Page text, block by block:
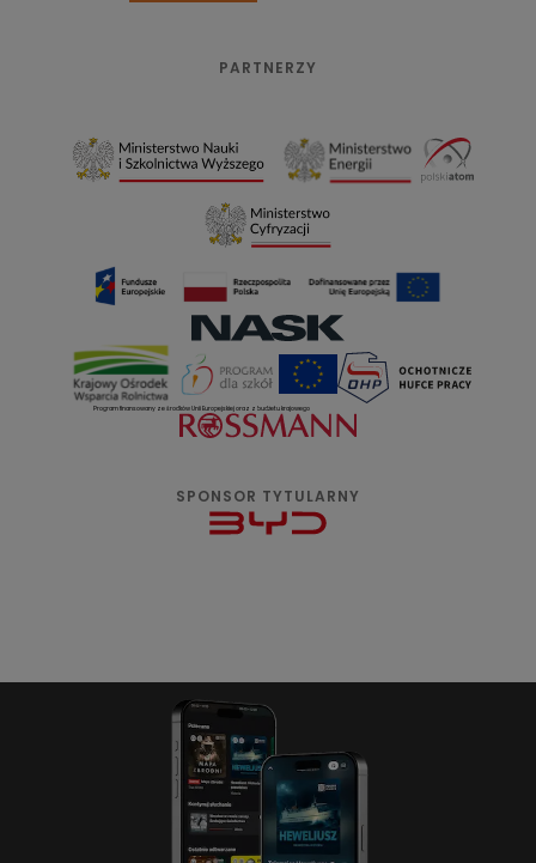
PARTNERZY
Program finansowany ze środków Unii Europejskiej oraz z budżetu krajowego
SPONSOR TYTULARNY